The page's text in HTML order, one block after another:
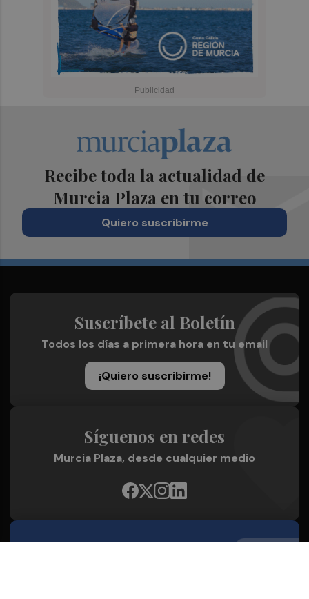
Recibe toda la actualidad de
Murcia Plaza en tu correo
Quiero suscribirme
Suscríbete al Boletín
Todos los días a primera hora en tu email
¡Quiero suscribirme!
Síguenos en redes
Murcia Plaza, desde cualquier medio